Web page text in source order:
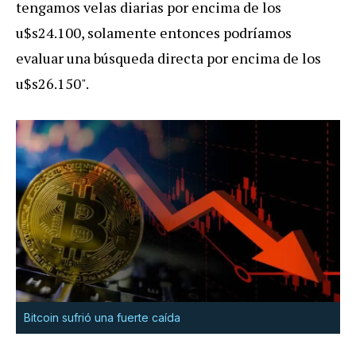
tengamos velas diarias por encima de los
u$s24.100, solamente entonces podríamos
evaluar una búsqueda directa por encima de los
u$s26.150".
Bitcoin sufrió una fuerte caída